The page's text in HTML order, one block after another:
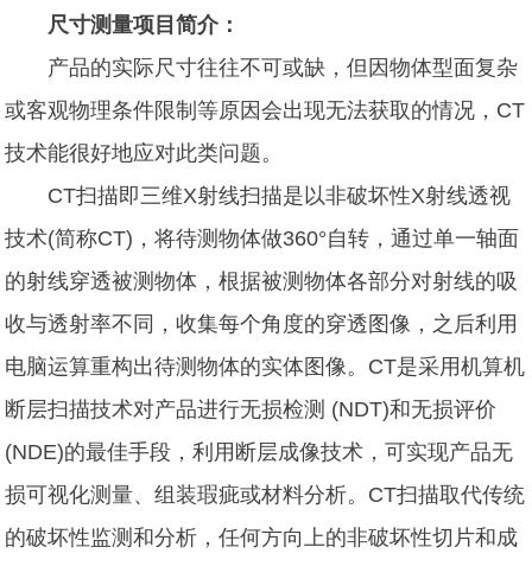
尺寸测量项目简介：
产品的实际尺寸往往不可或缺，但因物体型面复杂
或客观物理条件限制等原因会出现无法获取的情况，CT
技术能很好地应对此类问题。
CT扫描即三维X射线扫描是以非破坏性X射线透视
技术(简称CT)，将待测物体做360°自转，通过单一轴面
的射线穿透被测物体，根据被测物体各部分对射线的吸
收与透射率不同，收集每个角度的穿透图像，之后利用
电脑运算重构出待测物体的实体图像。CT是采用机算机
断层扫描技术对产品进行无损检测 (NDT)和无损评价
(NDE)的最佳手段，利用断层成像技术，可实现产品无
损可视化测量、组装瑕疵或材料分析。CT扫描取代传统
的破坏性监测和分析，任何方向上的非破坏性切片和成